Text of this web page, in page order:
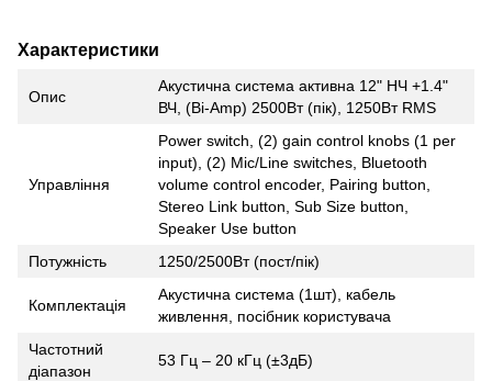
Характеристики
Опис
Акустична система активна 12" НЧ +1.4"
ВЧ, (Bi-Amp) 2500Вт (пік), 1250Вт RMS
Управління
Power switch, (2) gain control knobs (1 per
input), (2) Mic/Line switches, Bluetooth
volume control encoder, Pairing button,
Stereo Link button, Sub Size button,
Speaker Use button
Потужність
1250/2500Вт (пост/пік)
Комплектація
Акустична система (1шт), кабель
живлення, посібник користувача
Частотний
діапазон
53 Гц – 20 кГц (±3дБ)